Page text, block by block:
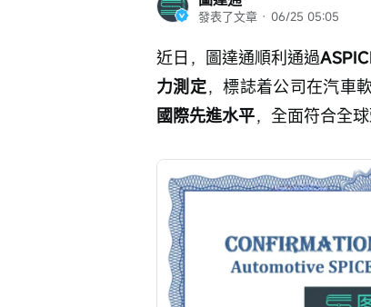
發表了文章 · 06/25 05:05
近日，圖達通順利通過
力測定，標誌着公司在汽車
國際先進水平，全面符合全